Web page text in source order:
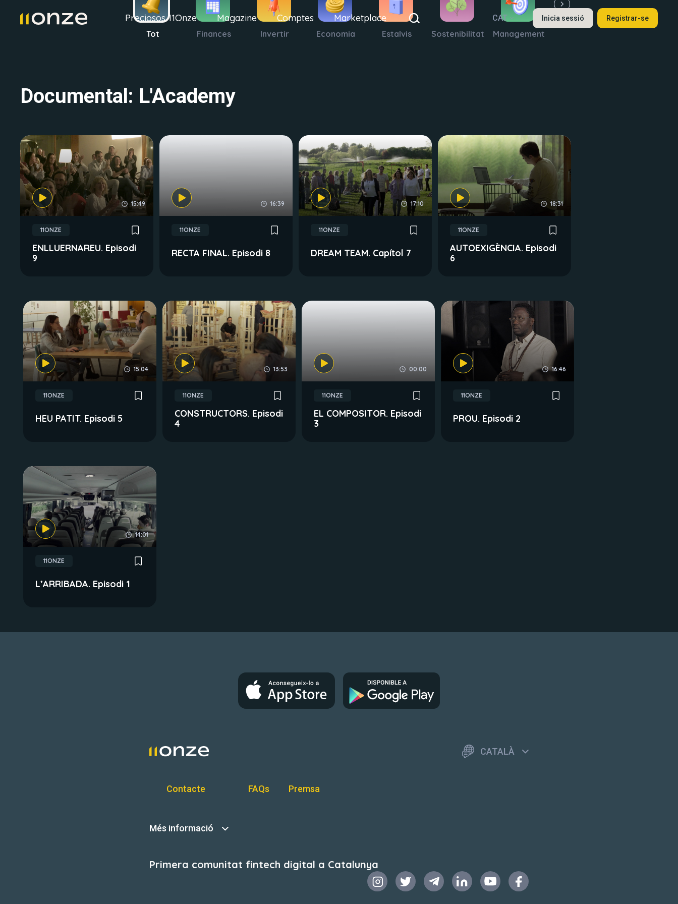
Preciosos 11Onze Magazine Comptes Marketplace CAT Inicia sessió Registrar-se
Tot Finances Invertir Economia Estalvis Sostenibilitat Management
Documental: L'Academy
15:49
11ONZE
ENLLUERNAREU. Episodi
9
16:39
11ONZE
RECTA FINAL. Episodi 8
17:10
11ONZE
DREAM TEAM. Capítol 7
18:31
11ONZE
AUTOEXIGÈNCIA. Episodi
6
15:04
11ONZE
HEU PATIT. Episodi 5
13:53
11ONZE
CONSTRUCTORS. Episodi
4
00:00
11ONZE
EL COMPOSITOR. Episodi
3
16:46
11ONZE
PROU. Episodi 2
14:01
11ONZE
L’ARRIBADA. Episodi 1
CATALÀ
Contacte FAQs Premsa
Més informació
Primera comunitat fintech digital a Catalunya